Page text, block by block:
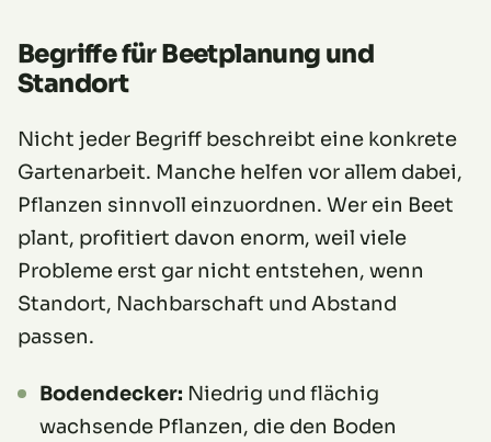
Begriffe für Beetplanung und
Standort
Nicht jeder Begriff beschreibt eine konkrete
Gartenarbeit. Manche helfen vor allem dabei,
Pflanzen sinnvoll einzuordnen. Wer ein Beet
plant, profitiert davon enorm, weil viele
Probleme erst gar nicht entstehen, wenn
Standort, Nachbarschaft und Abstand
passen.
Bodendecker: Niedrig und flächig
wachsende Pflanzen, die den Boden